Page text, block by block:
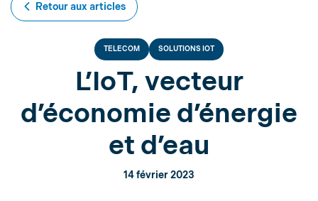
Retour aux articles
TELECOM SOLUTIONS IOT
L’IoT, vecteur
d’économie d’énergie
et d’eau
14 février 2023